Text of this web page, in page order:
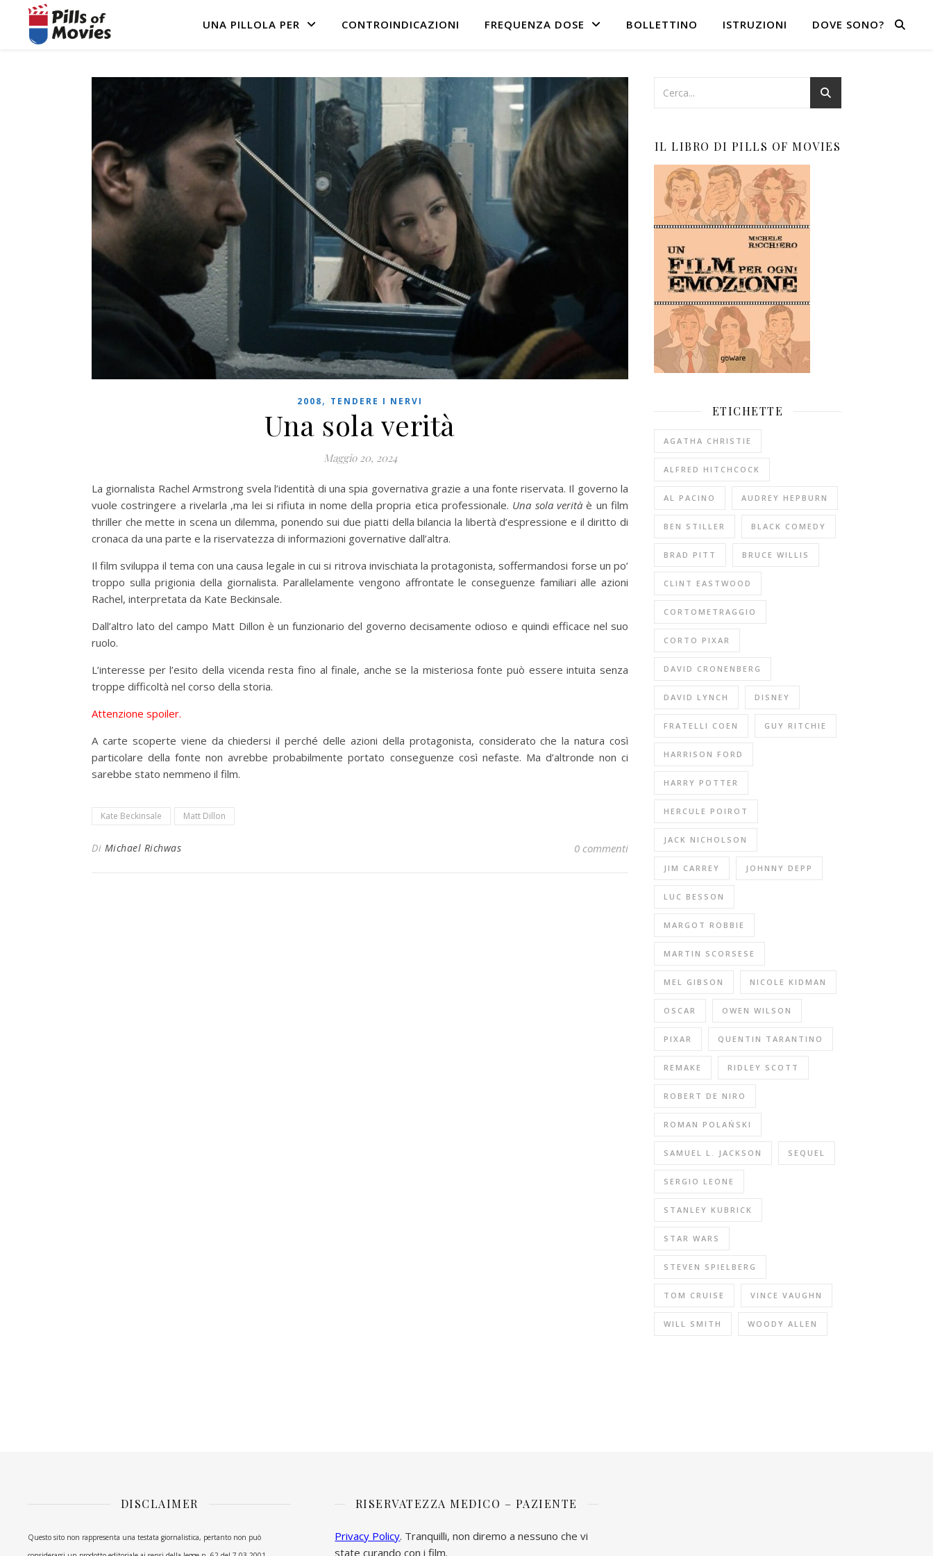
UNA PILLOLA PER CONTROINDICAZIONI FREQUENZA DOSE BOLLETTINO ISTRUZIONI DOVE SONO?
2008, TENDERE I NERVI
Una sola verità
Maggio 20, 2024
La giornalista Rachel Armstrong svela l’identità di una spia governativa grazie a una fonte riservata. Il governo la
vuole costringere a rivelarla ,ma lei si rifiuta in nome della propria etica professionale. Una sola verità è un film
thriller che mette in scena un dilemma, ponendo sui due piatti della bilancia la libertà d’espressione e il diritto di
cronaca da una parte e la riservatezza di informazioni governative dall’altra.
Il film sviluppa il tema con una causa legale in cui si ritrova invischiata la protagonista, soffermandosi forse un po’
troppo sulla prigionia della giornalista. Parallelamente vengono affrontate le conseguenze familiari alle azioni
Rachel, interpretata da Kate Beckinsale.
Dall’altro lato del campo Matt Dillon è un funzionario del governo decisamente odioso e quindi efficace nel suo
ruolo.
L’interesse per l’esito della vicenda resta fino al finale, anche se la misteriosa fonte può essere intuita senza
troppe difficoltà nel corso della storia.
Attenzione spoiler.
A carte scoperte viene da chiedersi il perché delle azioni della protagonista, considerato che la natura così
particolare della fonte non avrebbe probabilmente portato conseguenze così nefaste. Ma d’altronde non ci
sarebbe stato nemmeno il film.
Kate Beckinsale Matt Dillon
Di Michael Richwas 0 commenti
IL LIBRO DI PILLS OF MOVIES
ETICHETTE
AGATHA CHRISTIE
ALFRED HITCHCOCK
AL PACINO AUDREY HEPBURN
BEN STILLER BLACK COMEDY
BRAD PITT BRUCE WILLIS
CLINT EASTWOOD
CORTOMETRAGGIO
CORTO PIXAR
DAVID CRONENBERG
DAVID LYNCH DISNEY
FRATELLI COEN GUY RITCHIE
HARRISON FORD
HARRY POTTER
HERCULE POIROT
JACK NICHOLSON
JIM CARREY JOHNNY DEPP
LUC BESSON
MARGOT ROBBIE
MARTIN SCORSESE
MEL GIBSON NICOLE KIDMAN
OSCAR OWEN WILSON
PIXAR QUENTIN TARANTINO
REMAKE RIDLEY SCOTT
ROBERT DE NIRO
ROMAN POLAŃSKI
SAMUEL L. JACKSON SEQUEL
SERGIO LEONE
STANLEY KUBRICK
STAR WARS
STEVEN SPIELBERG
TOM CRUISE VINCE VAUGHN
WILL SMITH WOODY ALLEN
DISCLAIMER
Questo sito non rappresenta una testata giornalistica, pertanto non può
RISERVATEZZA MEDICO – PAZIENTE
Privacy Policy. Tranquilli, non diremo a nessuno che vi
state curando con i film.